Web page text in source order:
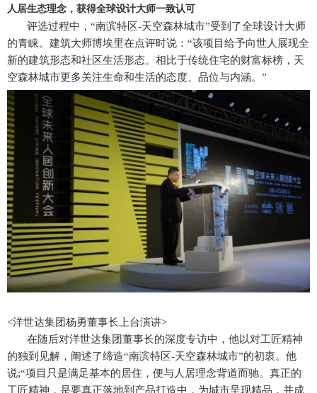
人居生态理念，获得全球设计大师一致认可
评选过程中，“南滨特区-天空森林城市”受到了全球设计大师
的青睐。建筑大师博埃里在点评时说：“该项目给予向世人展现全
新的建筑形态和社区生活形态。相比于传统住宅的财富标榜，天
空森林城市更多关注生命和生活的态度、品位与内涵。”
<洋世达集团杨勇董事长上台演讲>
在随后对洋世达集团董事长的深度专访中，他以对工匠精神
的独到见解，阐述了缔造“南滨特区-天空森林城市”的初衷。他
说;“项目只是满足基本的居住，便与人居理念背道而驰。真正的
工匠精神，是要真正落地到产品打造中，为城市呈现精品，并成